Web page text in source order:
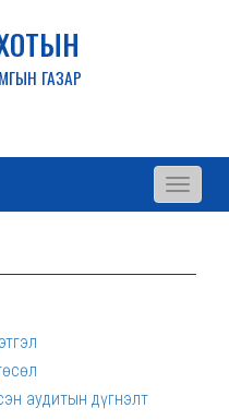
ГАЗАР
Toggle
аудитын дүгнэлт